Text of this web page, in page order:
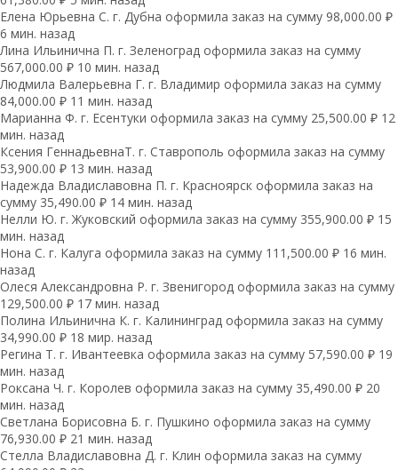
Елена Юрьевна С. г. Дубна оформила заказ на сумму 98,000.00 ₽
6 мин. назад
Лина Ильинична П. г. Зеленоград оформила заказ на сумму
567,000.00 ₽ 10 мин. назад
Людмила Валерьевна Г. г. Владимир оформила заказ на сумму
84,000.00 ₽ 11 мин. назад
Марианна Ф. г. Есентуки оформила заказ на сумму 25,500.00 ₽ 12
мин. назад
Ксения ГеннадьевнаТ. г. Ставрополь оформила заказ на сумму
53,900.00 ₽ 13 мин. назад
Надежда Владиславовна П. г. Красноярск оформила заказ на
сумму 35,490.00 ₽ 14 мин. назад
Нелли Ю. г. Жуковский оформила заказ на сумму 355,900.00 ₽ 15
мин. назад
Нона С. г. Калуга оформила заказ на сумму 111,500.00 ₽ 16 мин.
назад
Олеся Александровна Р. г. Звенигород оформила заказ на сумму
129,500.00 ₽ 17 мин. назад
Полина Ильинична К. г. Калининград оформила заказ на сумму
34,990.00 ₽ 18 мир. назад
Регина Т. г. Ивантеевка оформила заказ на сумму 57,590.00 ₽ 19
мин. назад
Роксана Ч. г. Королев оформила заказ на сумму 35,490.00 ₽ 20
мин. назад
Светлана Борисовна Б. г. Пушкино оформила заказ на сумму
76,930.00 ₽ 21 мин. назад
Стелла Владиславовна Д. г. Клин оформила заказ на сумму